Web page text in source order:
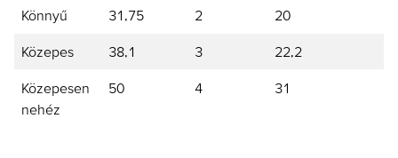
Könnyű 31,75 2 20
Közepes 38,1 3 22,2
Közepesen
nehéz
50 4 31